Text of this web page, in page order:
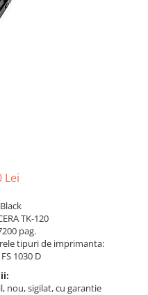
Lei
TK-120
pag.
tipuri de imprimanta:
1030 D
nou, sigilat, cu garantie